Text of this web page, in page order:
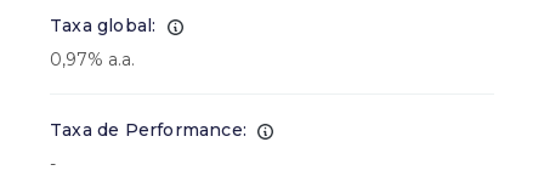
Taxa global:
0,97% a.a.
Taxa de Performance:
-